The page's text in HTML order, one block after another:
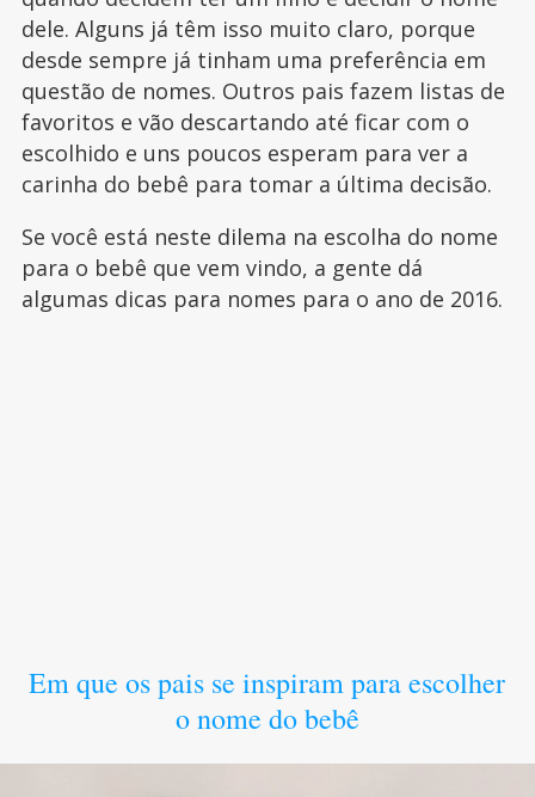
dele. Alguns já têm isso muito claro, porque
desde sempre já tinham uma preferência em
questão de nomes. Outros pais fazem listas de
favoritos e vão descartando até ficar com o
escolhido e uns poucos esperam para ver a
carinha do bebê para tomar a última decisão.
Se você está neste dilema na escolha do nome
para o bebê que vem vindo, a gente dá
algumas dicas para nomes para o ano de 2016.
Em que os pais se inspiram para escolher
o nome do bebê